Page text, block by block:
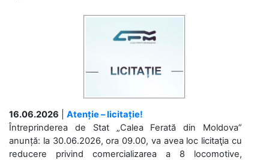
16.06.2026
Atenție – licitație!
Întreprinderea de Stat „Calea Ferată din Moldova”
anunță: la 30.06.2026, ora 09.00, va avea loc licitaţia cu
reducere privind comercializarea a 8 locomotive,